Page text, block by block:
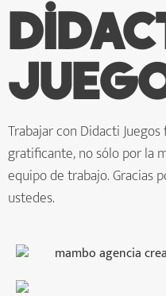
Trabajar con Didacti
gratificante, no sólo por la
equipo de trabajo. Gracias
ustedes.